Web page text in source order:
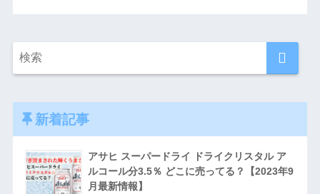
新着記事
アサヒ スーパードライ ドライクリスタル ア
ルコール分3.5％ どこに売ってる？【2023年9
月最新情報】